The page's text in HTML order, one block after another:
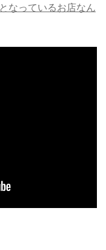
なっているお店なん